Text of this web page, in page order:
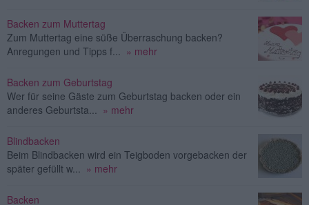
Backen zum Muttertag
Zum Muttertag eine süße Überraschung backen?
Anregungen und Tipps f...
» mehr
Backen zum Geburtstag
Wer für seine Gäste zum Geburtstag backen oder ein
anderes Geburtsta...
» mehr
Blindbacken
Beim Blindbacken wird ein Teigboden vorgebacken der
später gefüllt w...
» mehr
Backen